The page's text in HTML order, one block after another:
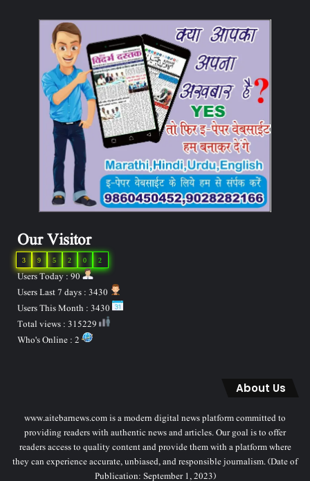
Our Visitor
2
0
2
5
9
3
Users Today : 90
About Us
www.aitebarnews.com is a modern digital news platform committed to
providing readers with authentic news and articles. Our goal is to offer
readers access to quality content and provide them with a platform where
they can experience accurate, unbiased, and responsible journalism. (Date of
Publication: September 1, 2023)